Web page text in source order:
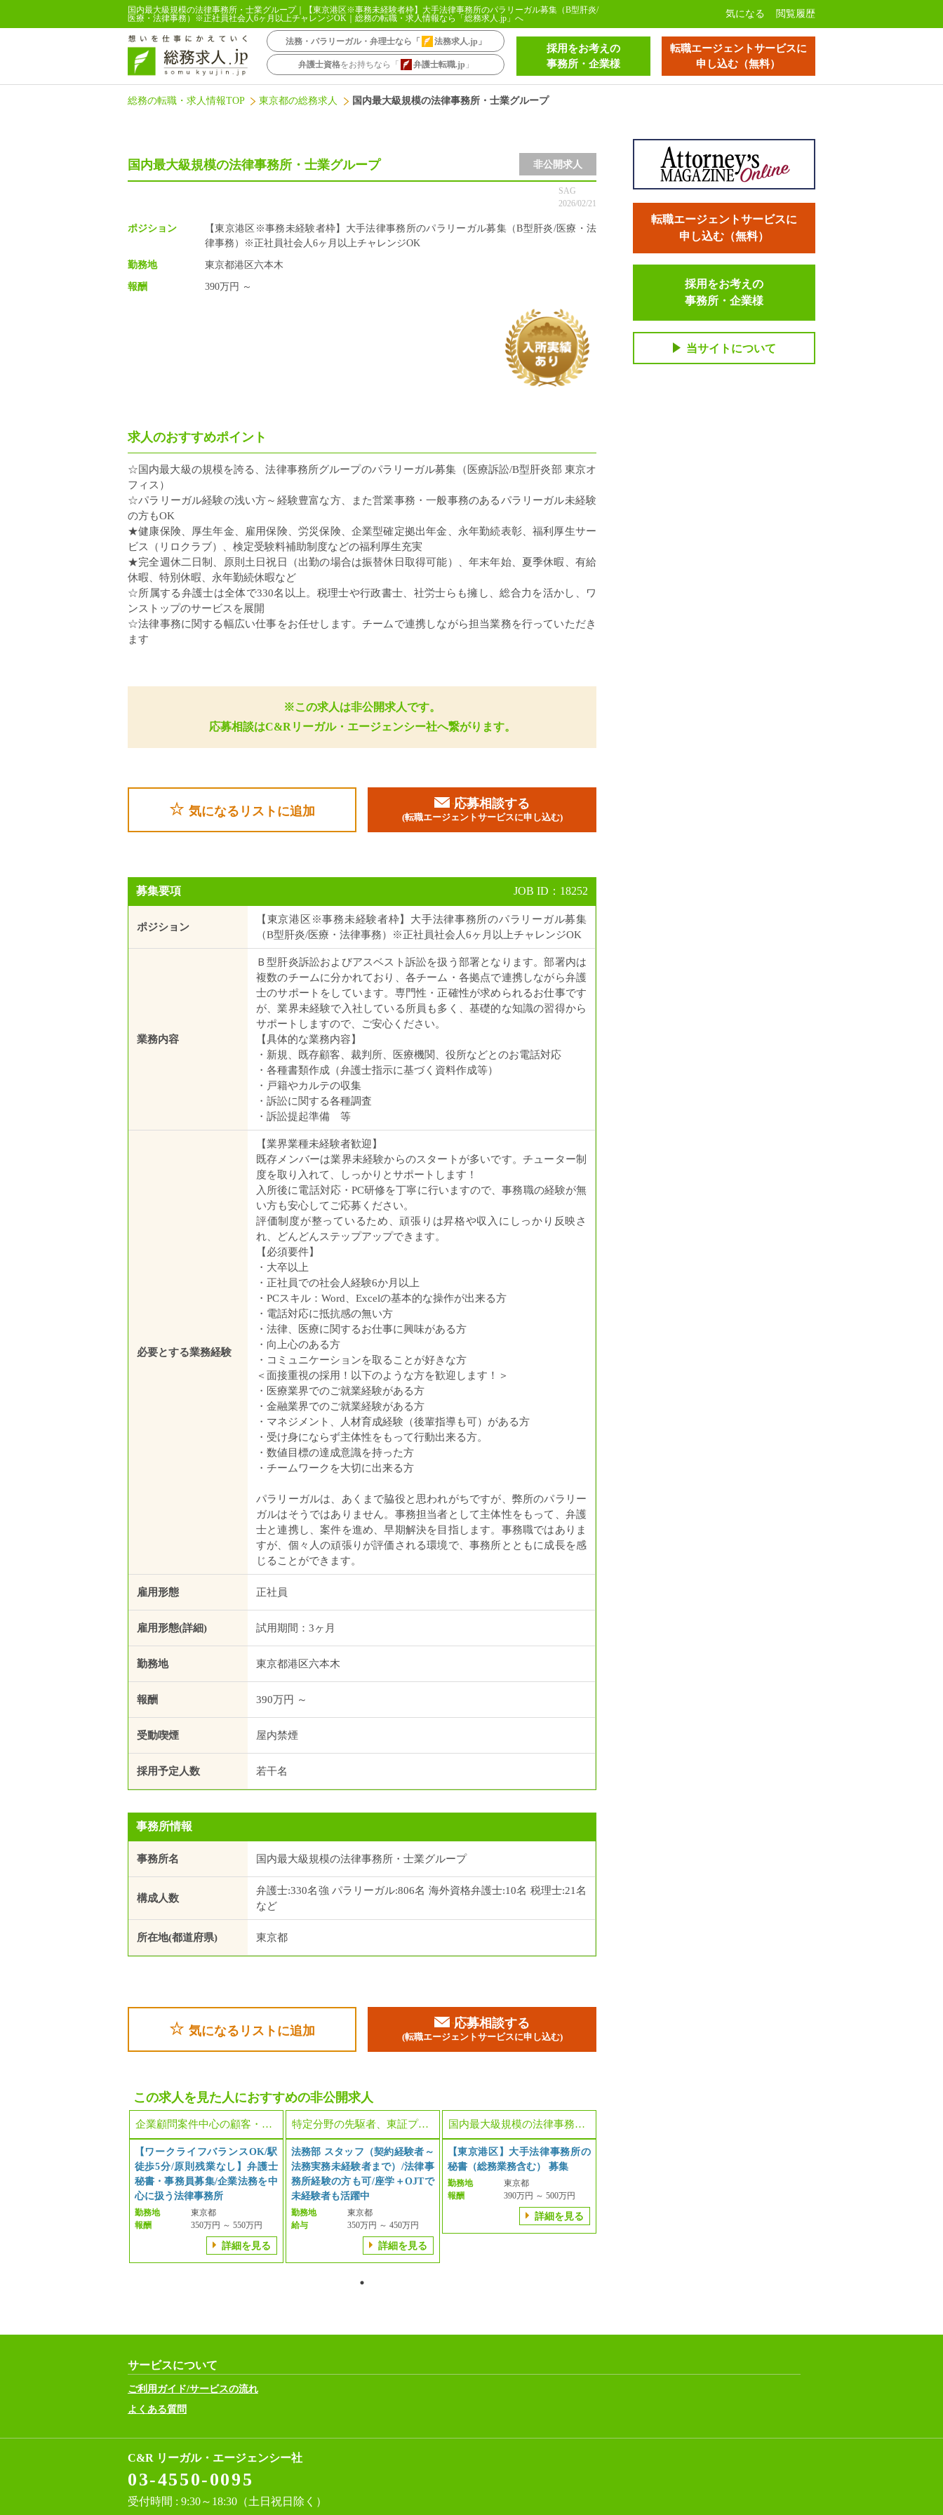
国内最大級規模の法律事務所・士業グループ｜【東京港区※事務未経験者枠】大手法律事務所のパラリーガル募集（B型肝炎/
医療・法律事務）※正社員社会人6ヶ月以上チャレンジOK｜総務の転職・求人情報なら「総務求人.jp」へ
気になる 閲覧履歴
法務・パラリーガル・弁理士なら「 法務求人.jp 」
弁護士資格をお持ちなら「 弁護士転職.jp 」
採用をお考えの
事務所・企業様
転職エージェントサービスに
申し込む（無料）
総務の転職・求人情報TOP 東京都の総務求人 国内最大級規模の法律事務所・士業グループ
国内最大級規模の法律事務所・士業グループ 非公開求人
ポジション
【東京港区※事務未経験者枠】大手法律事務所のパラリーガル募集（B型肝炎/医療・法
律事務）※正社員社会人6ヶ月以上チャレンジOK
勤務地 東京都港区六本木
報酬 390万円 ～
SAG
2026/02/21
求人のおすすめポイント
☆国内最大級の規模を誇る、法律事務所グループのパラリーガル募集（医療訴訟/B型肝炎部 東京オ
フィス）
☆パラリーガル経験の浅い方～経験豊富な方、また営業事務・一般事務のあるパラリーガル未経験
の方もOK
★健康保険、厚生年金、雇用保険、労災保険、企業型確定拠出年金、永年勤続表彰、福利厚生サー
ビス（リロクラブ）、検定受験料補助制度などの福利厚生充実
★完全週休二日制、原則土日祝日（出勤の場合は振替休日取得可能）、年末年始、夏季休暇、有給
休暇、特別休暇、永年勤続休暇など
☆所属する弁護士は全体で330名以上。税理士や行政書士、社労士らも擁し、総合力を活かし、ワ
ンストップのサービスを展開
☆法律事務に関する幅広い仕事をお任せします。チームで連携しながら担当業務を行っていただき
ます
※この求人は非公開求人です。
応募相談はC&Rリーガル・エージェンシー社へ繋がります。
気になるリストに追加
応募相談する
(転職エージェントサービスに申し込む)
募集要項 JOB ID：18252
ポジション
【東京港区※事務未経験者枠】大手法律事務所のパラリーガル募集
（B型肝炎/医療・法律事務）※正社員社会人6ヶ月以上チャレンジOK
業務内容
Ｂ型肝炎訴訟およびアスベスト訴訟を扱う部署となります。部署内は
複数のチームに分かれており、各チーム・各拠点で連携しながら弁護
士のサポートをしています。専門性・正確性が求められるお仕事です
が、業界未経験で入社している所員も多く、基礎的な知識の習得から
サポートしますので、ご安心ください。
【具体的な業務内容】
・新規、既存顧客、裁判所、医療機関、役所などとのお電話対応
・各種書類作成（弁護士指示に基づく資料作成等）
・戸籍やカルテの収集
・訴訟に関する各種調査
・訴訟提起準備 等
必要とする業務経験
【業界業種未経験者歓迎】
既存メンバーは業界未経験からのスタートが多いです。チューター制
度を取り入れて、しっかりとサポートします！
入所後に電話対応・PC研修を丁寧に行いますので、事務職の経験が無
い方も安心してご応募ください。
評価制度が整っているため、頑張りは昇格や収入にしっかり反映さ
れ、どんどんステップアップできます。
【必須要件】
・大卒以上
・正社員での社会人経験6か月以上
・PCスキル：Word、Excelの基本的な操作が出来る方
・電話対応に抵抗感の無い方
・法律、医療に関するお仕事に興味がある方
・向上心のある方
・コミュニケーションを取ることが好きな方
＜面接重視の採用！以下のような方を歓迎します！＞
・医療業界でのご就業経験がある方
・金融業界でのご就業経験がある方
・マネジメント、人材育成経験（後輩指導も可）がある方
・受け身にならず主体性をもって行動出来る方。
・数値目標の達成意識を持った方
・チームワークを大切に出来る方
パラリーガルは、あくまで脇役と思われがちですが、弊所のパラリー
ガルはそうではありません。事務担当者として主体性をもって、弁護
士と連携し、案件を進め、早期解決を目指します。事務職ではありま
すが、個々人の頑張りが評価される環境で、事務所とともに成長を感
じることができます。
雇用形態 正社員
雇用形態(詳細) 試用期間：3ヶ月
勤務地 東京都港区六本木
報酬 390万円 ～
受動喫煙 屋内禁煙
採用予定人数 若干名
事務所情報
事務所名 国内最大級規模の法律事務所・士業グループ
構成人数
弁護士:330名強 パラリーガル:806名 海外資格弁護士:10名 税理士:21名
など
所在地(都道府県) 東京都
気になるリストに追加
応募相談する
(転職エージェントサービスに申し込む)
この求人を見た人におすすめの非公開求人
企業顧問案件中心の顧客・所内の顔がみえる事務所
【ワークライフバランスOK/駅
徒歩5分/原則残業なし】弁護士
秘書・事務員募集/企業法務を中
心に扱う法律事務所
勤務地
東京都
報酬
350万円 ～ 550万円
詳細を見る
特定分野の先駆者、東証プライム、安定感のある成長企業
法務部 スタッフ（契約経験者～
法務実務未経験者まで）/法律事
務所経験の方も可/座学＋OJTで
未経験者も活躍中
勤務地
東京都
給与
350万円 ～ 450万円
詳細を見る
国内最大級規模の法律事務所・士業グループ
【東京港区】大手法律事務所の
秘書（総務業務含む） 募集
勤務地
東京都
報酬
390万円 ～ 500万円
詳細を見る
転職エージェントサービスに
申し込む（無料）
採用をお考えの
事務所・企業様
当サイトについて
サービスについて
ご利用ガイド/サービスの流れ
よくある質問
C&R リーガル・エージェンシー社
03-4550-0095
受付時間 : 9:30～18:30（土日祝日除く）